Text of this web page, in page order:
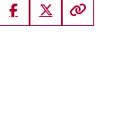
FacebookX (Twitter)Kopiuj link